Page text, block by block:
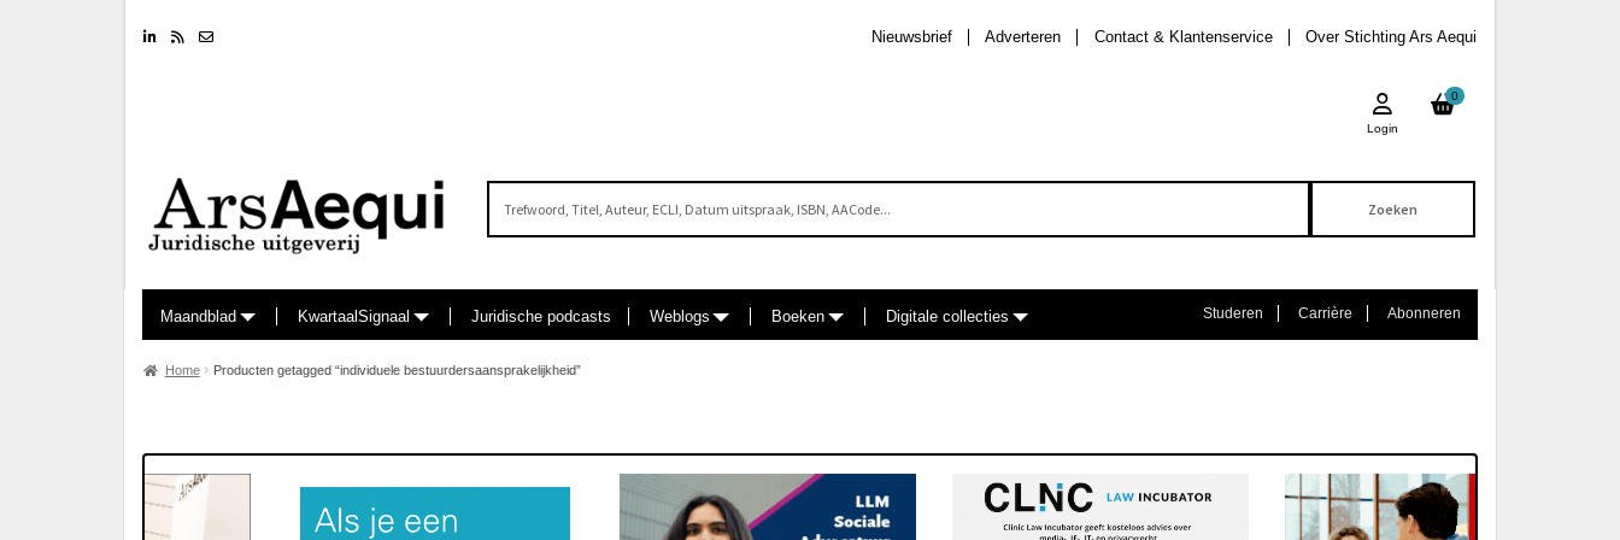
LinkedinRSS feed Over Stichting Ars Aequi
Contact & Klantenservice
Adverteren
Nieuwsbrief
0
Login
Maandblad KwartaalSignaal Juridische podcasts Weblogs Boeken Digitale collecties Studeren Carrière Abonneren
Home Producten getagged “individuele bestuurdersaansprakelijkheid”